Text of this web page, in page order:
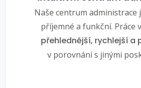
Naše centrum administrace
příjemné a funkční. Práce
přehlednější, rychlejší a
v porovnání s jinými